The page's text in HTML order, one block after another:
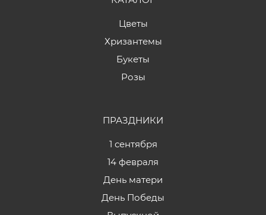
Цветы
Хризантемы
Букеты
Розы
ПРАЗДНИКИ
1 сентября
14 февраля
День матери
День Победы